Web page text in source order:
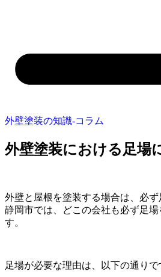
外壁塗装の知識‐コラム
外壁塗装における足場
外壁と屋根を塗装する場合は、必ず
静岡市では、どこの会社も必ず足場
す。
足場が必要な理由は、以下の通りで